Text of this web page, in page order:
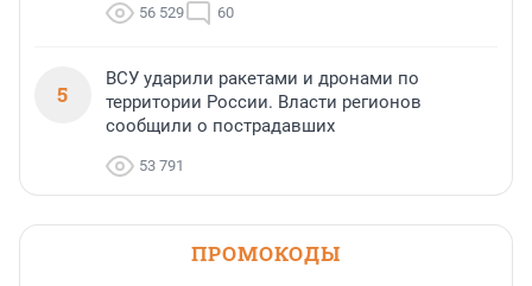
56 529 60
5
ВСУ ударили ракетами и дронами по
территории России. Власти регионов
сообщили о пострадавших
53 791
ПРОМОКОДЫ